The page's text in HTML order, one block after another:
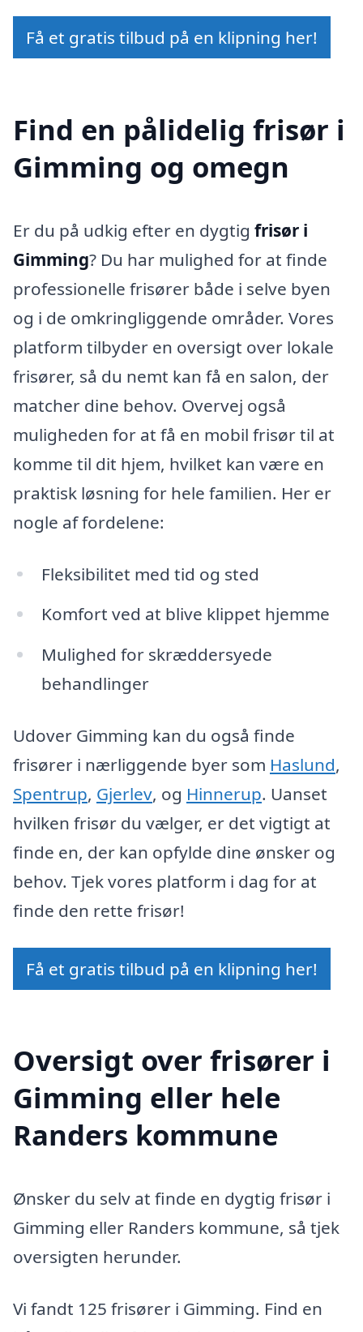
Få et gratis tilbud på en klipning her!
Find en pålidelig frisør i
Gimming og omegn
Er du på udkig efter en dygtig frisør i
Gimming? Du har mulighed for at finde
professionelle frisører både i selve byen
og i de omkringliggende områder. Vores
platform tilbyder en oversigt over lokale
frisører, så du nemt kan få en salon, der
matcher dine behov. Overvej også
muligheden for at få en mobil frisør til at
komme til dit hjem, hvilket kan være en
praktisk løsning for hele familien. Her er
nogle af fordelene:
Fleksibilitet med tid og sted
Komfort ved at blive klippet hjemme
Mulighed for skræddersyede
behandlinger
Udover Gimming kan du også finde
frisører i nærliggende byer som Haslund,
Spentrup, Gjerlev, og Hinnerup. Uanset
hvilken frisør du vælger, er det vigtigt at
finde en, der kan opfylde dine ønsker og
behov. Tjek vores platform i dag for at
finde den rette frisør!
Få et gratis tilbud på en klipning her!
Oversigt over frisører i
Gimming eller hele
Randers kommune
Ønsker du selv at finde en dygtig frisør i
Gimming eller Randers kommune, så tjek
oversigten herunder.
Vi fandt 125 frisører i Gimming. Find en